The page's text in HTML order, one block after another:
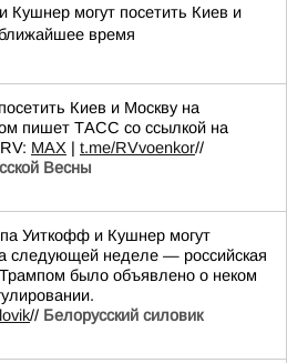
Кушнер могут посетить Киев и
время
Киев и Москву на
пишет ТАСС со ссылкой на
MAX | t.me/RVvoenkor//
Весны
Уиткофф и Кушнер могут
следующей неделе — российская
было объявлено о неком
// Белорусский силовик